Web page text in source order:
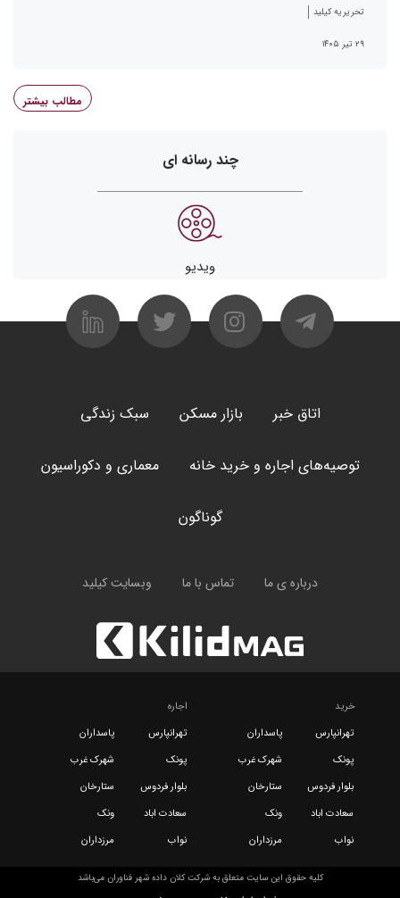
تحریریه کیلید
۲۹ تیر ۱۴۰۵
مطالب بیشتر
چند رسانه ای
ویدیو
اتاق خبر بازار مسکن سبک زندگی
توصیه‌های اجاره و خرید خانه معماری و دکوراسیون
گوناگون
درباره ی ما تماس با ما وبسایت کیلید
خرید
تهرانپارس
پاسداران
پونک
شهرک غرب
بلوار فردوس
ستارخان
سعادت اباد
ونک
نواب
مرزداران
اجاره
تهرانپارس
پاسداران
پونک
شهرک غرب
بلوار فردوس
ستارخان
سعادت اباد
ونک
نواب
مرزداران
کلیه حقوق این سایت متعلق به شرکت کلان داده شهر فناوران می‌باشد